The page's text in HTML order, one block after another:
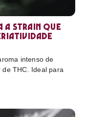
a strain que
intenso de
THC. Ideal para